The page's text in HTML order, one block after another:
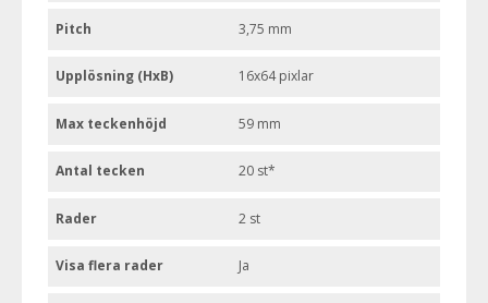
Pitch 3,75 mm
Upplösning (HxB) 16x64 pixlar
Max teckenhöjd 59 mm
Antal tecken 20 st*
Rader 2 st
Visa flera rader Ja